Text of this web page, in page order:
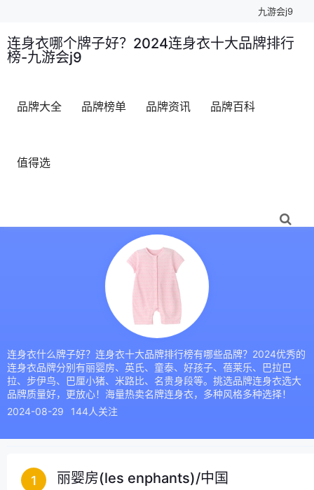
九游会j9
连身衣哪个牌子好？2024连身衣十大品牌排行
榜-九游会j9
品牌大全 品牌榜单 品牌资讯 品牌百科
值得选
连身衣什么牌子好？连身衣十大品牌排行榜有哪些品牌？2024优秀的
连身衣品牌分别有丽婴房、英氏、童泰、好孩子、蓓莱乐、巴拉巴
拉、步伊鸟、巴厘小猪、米路比、名贵身段等。挑选品牌连身衣选大
品牌质量好，更放心！海量热卖名牌连身衣，多种风格多种选择！
2024-08-29
144人关注
1 丽婴房(les enphants)/中国